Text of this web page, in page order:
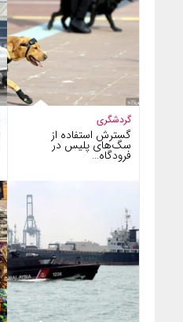
گردشگری
گسترش استفاده از
سگ‌های پلیس در
فرودگاه…